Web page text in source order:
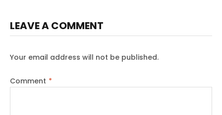
LEAVE A COMMENT
Your email address will not be published.
Comment *